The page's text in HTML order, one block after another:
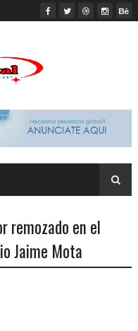
remozado en el
Jaime Mota